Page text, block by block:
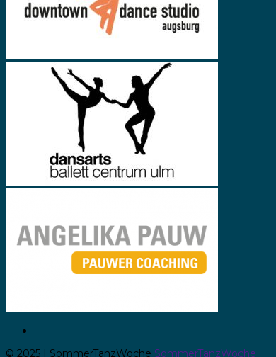
© 2025 | SommerTanzWoche SommerTanzWoche